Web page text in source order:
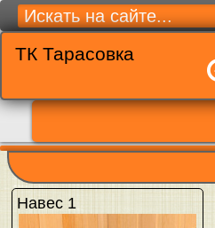
ТК Тарасовка
Навес 1